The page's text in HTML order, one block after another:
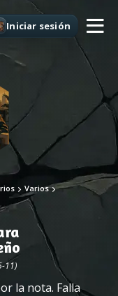
Iniciar sesión
Varios
11)
la nota. Falla